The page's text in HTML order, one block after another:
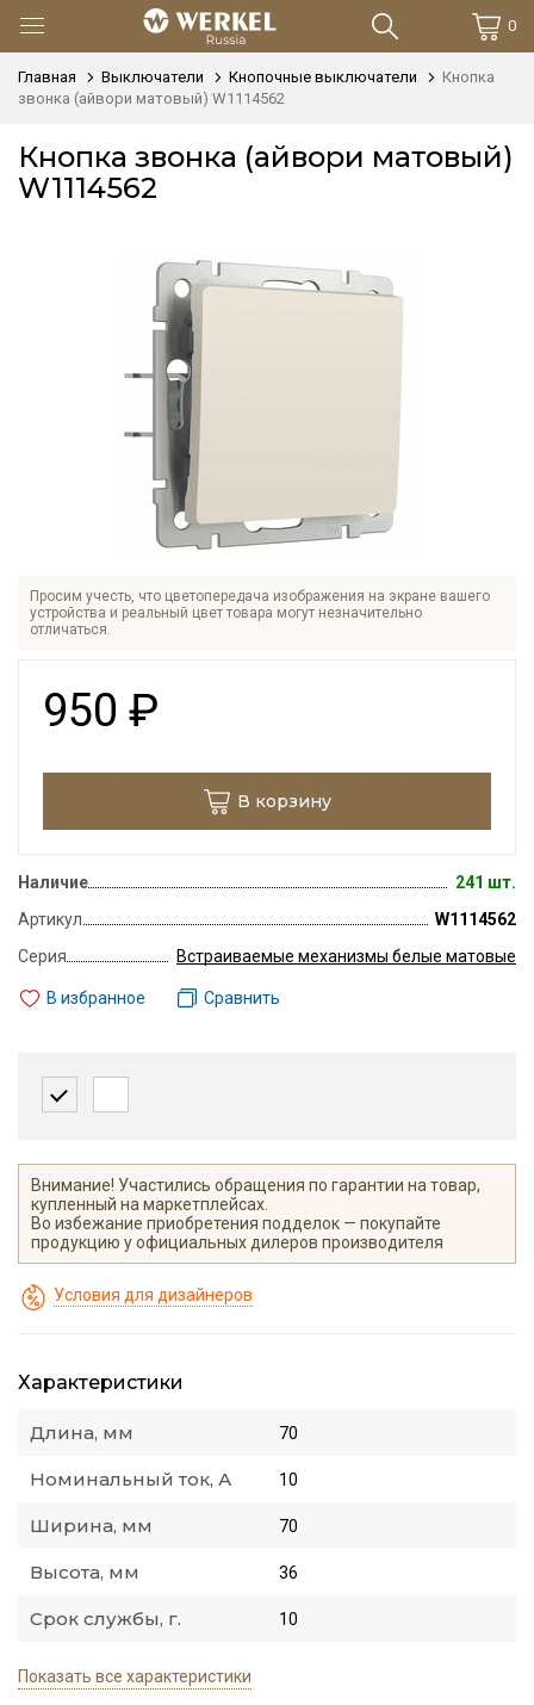
0
Главная Выключатели Кнопочные выключатели
Кнопка
звонка (айвори матовый) W1114562
Кнопка звонка (айвори матовый)
W1114562
Просим учесть, что цветопередача изображения на экране вашего
устройства и реальный цвет товара могут незначительно
отличаться.
950 ₽
В корзину
Наличие
241 шт.
Артикул
W1114562
Серия
Встраиваемые механизмы белые матовые
В избранное Сравнить
Внимание! Участились обращения по гарантии на товар,
купленный на маркетплейсах.
Во избежание приобретения подделок — покупайте
продукцию у официальных дилеров производителя
Условия для дизайнеров
Характеристики
Длина, мм 70
Номинальный ток, А 10
Ширина, мм 70
Высота, мм 36
Срок службы, г. 10
Показать все характеристики